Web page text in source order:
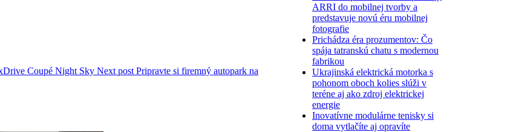
Coupé Night Sky Next post Pripravte si firemný autopark na
ARRI do mobilnej tvorby a
predstavuje novú éru mobilnej
fotografie
Prichádza éra prozumentov: Čo
spája tatranskú chatu s modernou
fabrikou
Ukrajinská elektrická motorka s
pohonom oboch kolies slúži v
teréne aj ako zdroj elektrickej
energie
Inovatívne modulárne tenisky si
doma vytlačíte aj opravíte